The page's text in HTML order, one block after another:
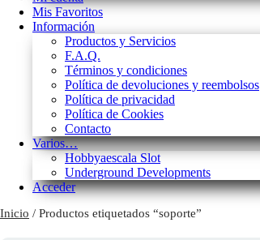
Mis Favoritos
Información
Productos y Servicios
F.A.Q.
Términos y condiciones
Política de devoluciones y reembolsos
Política de privacidad
Política de Cookies
Contacto
Varios…
Hobbyaescala Slot
Underground Developments
Acceder
Inicio / Productos etiquetados “soporte”